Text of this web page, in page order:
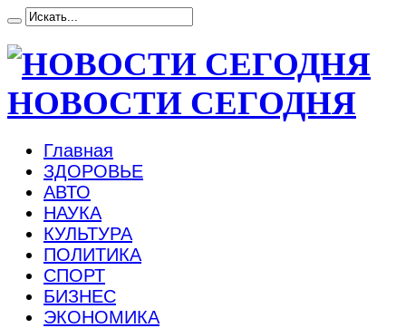
НОВОСТИ СЕГОДНЯ
Главная
ЗДОРОВЬЕ
АВТО
НАУКА
КУЛЬТУРА
ПОЛИТИКА
СПОРТ
БИЗНЕС
ЭКОНОМИКА